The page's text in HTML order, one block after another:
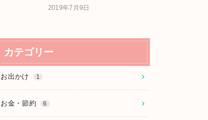
2019年7月9日
カテゴリー
お出かけ 1
お金・節約 6